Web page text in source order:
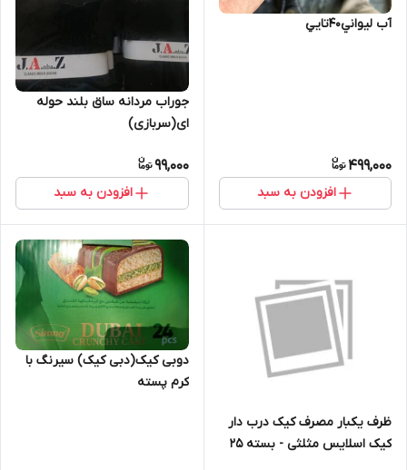
آب ليواني40تايي
499,000
افزودن به سبد
جوراب مردانه ساق بلند حوله
ای(سربازی)
99,000
افزودن به سبد
ظرف یکبار مصرف کیک درب دار
کیک اسلایس مثلثی - بسته 25
دوبی کیک(دبی کیک) سیرنگ با
کرم پسته